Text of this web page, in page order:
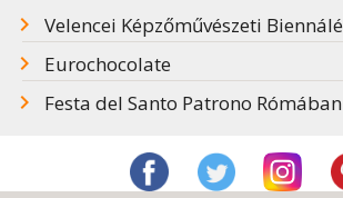
Velencei Képzőművészeti Biennálé
Eurochocolate
Festa del Santo Patrono Rómában